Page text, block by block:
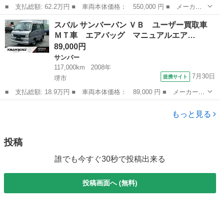
■ 支払総額: 62.2万円 ■ 車両本体価格： 550,000 円 ■ メーカー
名： スバル ■ 車種名： サンバートラック ■ グレード名： Ｔ
Ｂ ５ＭＴ オーディオレス ＥＴＣ ハロゲンヘッドライト 光
軸調整ダイヤ...
奈良 大和郡山市 サンバー
スバル サンバーバン ＶＢ ユーザー買取車
ＭＴ車 エアバッグ マニュアルエア…
89,000円
サンバー
117,000km
2008年
堺市
提携サイト 7月30日
■ 支払総額: 18.9万円 ■ 車両本体価格： 89,000 円 ■ メーカー
名： スバル ■ 車種名： サンバーバン ■ グレード名： ＶＢ
ユーザー買取車 ＭＴ車 エアバッグ マニュアルエアコン ＥＴ
もっと見る
投稿
誰でも今すぐ30秒で投稿出来る
投稿画面へ (無料)